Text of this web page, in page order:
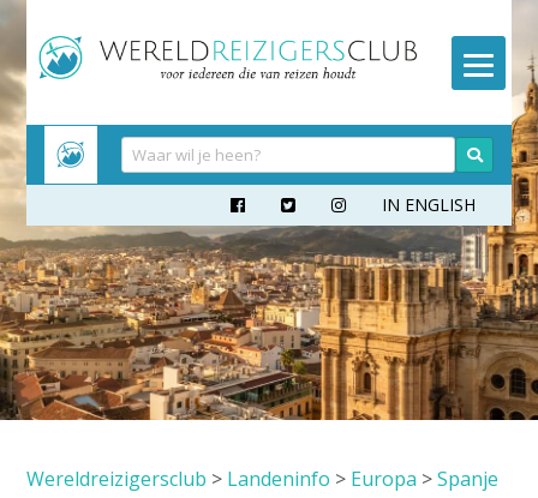
Meteen
naar
inhoud
   IN ENGLISH
Wereldreizigersclub > Landeninfo > Europa >Spanje